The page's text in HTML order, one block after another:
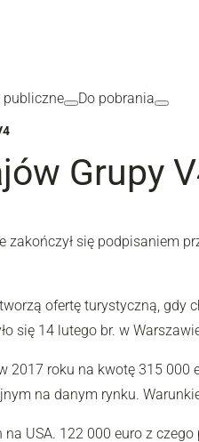
Do pobrania
Grupy
się podpisaniem
ofertę turystyczną,
się 14 lutego br. w
2017 roku na kwotę 315
na danym rynku.
USA. 122 000 euro z